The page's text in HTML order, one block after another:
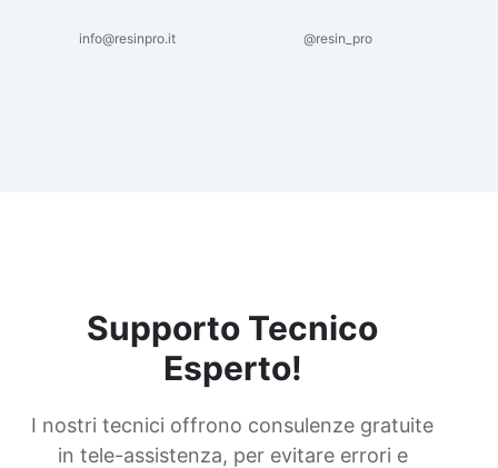
info@resinpro.it @resin_pro
Supporto Tecnico
Esperto!
I nostri tecnici offrono consulenze gratuite
in tele-assistenza, per evitare errori e